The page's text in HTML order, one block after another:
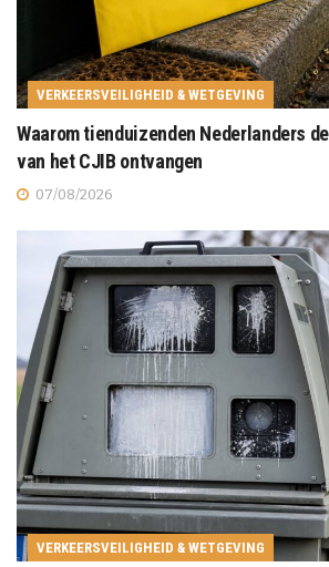
VERKEERSVEILIGHEID & WETGEVING
Waarom tienduizenden Nederlanders
van het CJIB ontvangen
07/08/2026
VERKEERSVEILIGHEID & WETGEVING